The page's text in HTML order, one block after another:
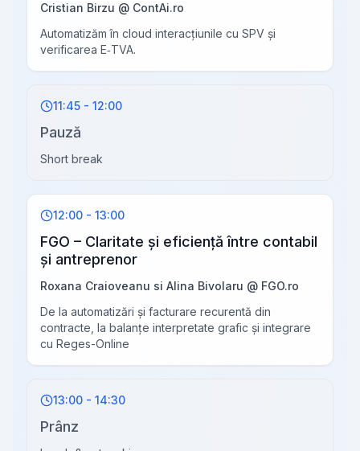
Cristian Birzu @ ContAi.ro
Automatizăm în cloud interacțiunile cu SPV și
verificarea E‑TVA.
11:45 - 12:00
Pauză
Short break
12:00 - 13:00
FGO – Claritate și eficiență între contabil
și antreprenor
Roxana Craioveanu si Alina Bivolaru @ FGO.ro
De la automatizări și facturare recurentă din
contracte, la balanțe interpretate grafic și integrare
cu Reges-Online
13:00 - 14:30
Prânz